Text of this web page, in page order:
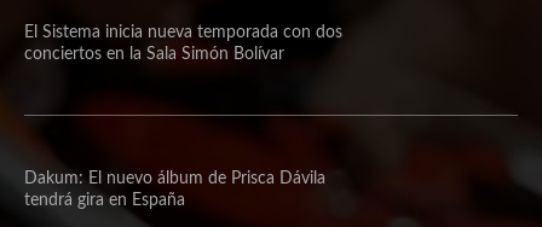
El Sistema inicia nueva temporada con dos
conciertos en la Sala Simón Bolívar
Dakum: El nuevo álbum de Prisca Dávila
tendrá gira en España